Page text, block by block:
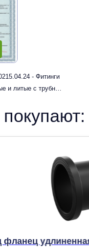
- Фитинги
и литые с трубным
фланец